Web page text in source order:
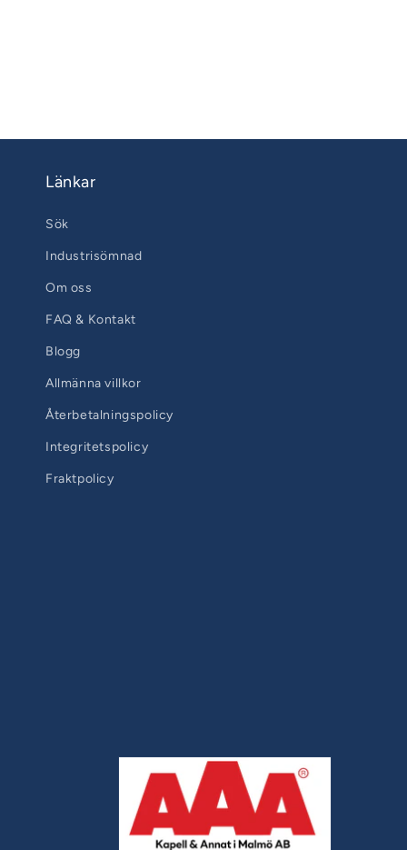
Länkar
Sök
Industrisömnad
Om oss
FAQ & Kontakt
Blogg
Allmänna villkor
Återbetalningspolicy
Integritetspolicy
Fraktpolicy